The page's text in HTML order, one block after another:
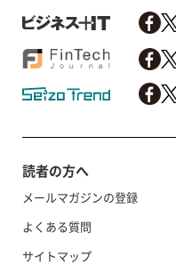
読者の方へ
メールマガジンの登録
よくある質問
サイトマップ